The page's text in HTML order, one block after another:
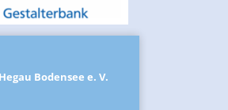
Bodensee e. V.